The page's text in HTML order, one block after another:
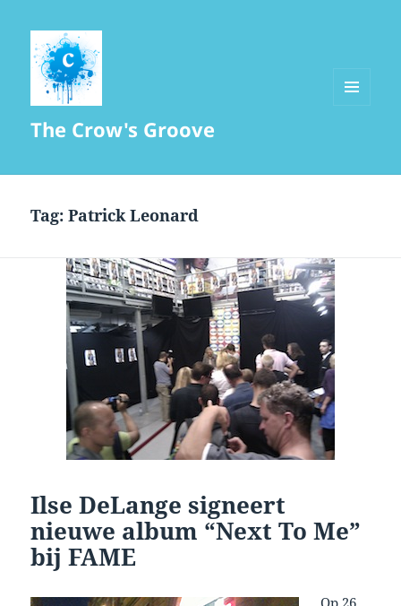
The Crow's Groove
Tag:Patrick Leonard
Ilse DeLange signeert
nieuwe album “Next To Me”
bij FAME
Op 26